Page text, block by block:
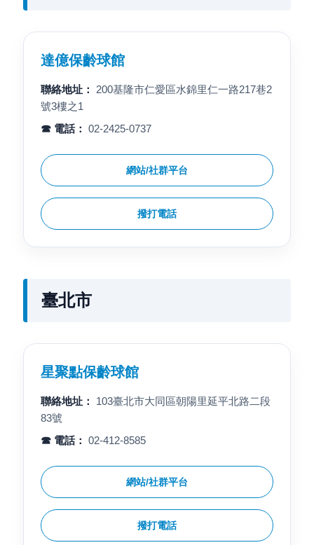
達億保齡球館
聯絡地址：
200基隆市仁愛區水錦里仁一路217巷2
號3樓之1
☎ 電話： 02-2425-0737
網站/社群平台
撥打電話
臺北市
星聚點保齡球館
聯絡地址：
103臺北市大同區朝陽里延平北路二段
83號
☎ 電話： 02-412-8585
網站/社群平台
撥打電話